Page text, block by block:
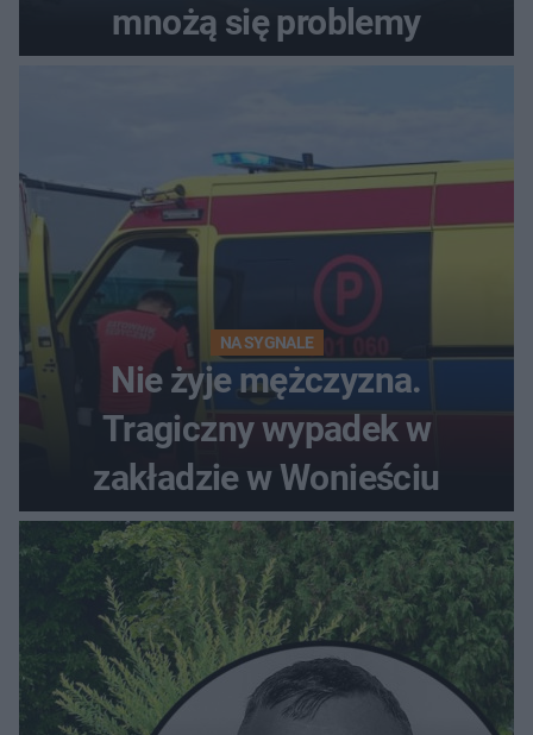
mnożą się problemy
NA SYGNALE
Nie żyje mężczyzna.
Tragiczny wypadek w
zakładzie w Wonieściu